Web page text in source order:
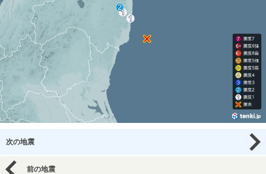
次の地震
前の地震